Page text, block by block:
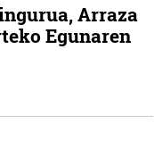
Arraza
Egunaren